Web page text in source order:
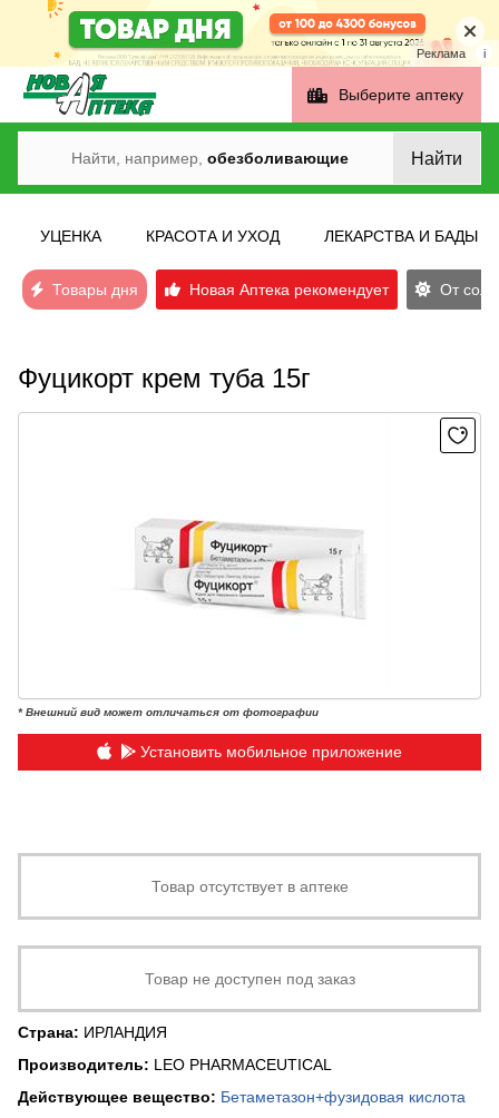
Реклама i
Выберите аптеку
Найти, например, обезболивающие Найти
УЦЕНКА КРАСОТА И УХОД ЛЕКАРСТВА И БАДЫ
Товары дня Новая Аптека рекомендует От
Фуцикорт крем туба 15г
* Внешний вид может отличаться от фотографии
Установить мобильное приложение
Товар отсутствует в аптеке
Товар не доступен под заказ
Страна: ИРЛАНДИЯ
Производитель: LEO PHARMACEUTICAL
Действующее вещество: Бетаметазон+фузидовая кислота